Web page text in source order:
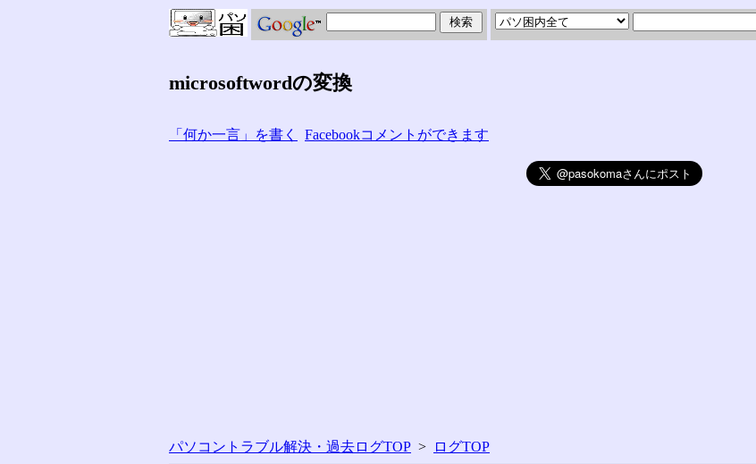
microsoftwordの変換
「何か一言」を書く Facebookコメントができます
パソコントラブル解決・過去ログTOP > ログTOP